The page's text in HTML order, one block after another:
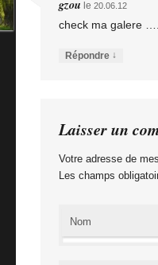
gzou le 20.06.12
check ma galere …..
Répondre ↓
Laisser un
Votre adresse de
Les champs
Nom